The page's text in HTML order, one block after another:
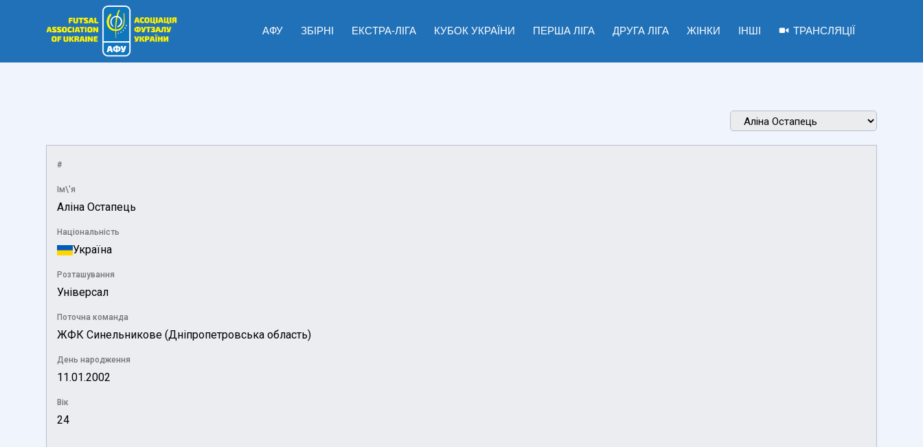
АФУ ЗБІРНІ ЕКСТРА-ЛІГА КУБОК УКРАЇНИ ПЕРША ЛІГА ДРУГА ЛІГА ЖІНКИ ІНШІ ТРАНСЛЯЦІЇ
#
Ім\'я
Аліна Остапець
Національність
Україна
Розташування
Універсал
Поточна команда
ЖФК Синельникове (Дніпропетровська область)
День народження
11.01.2002
Вік
24